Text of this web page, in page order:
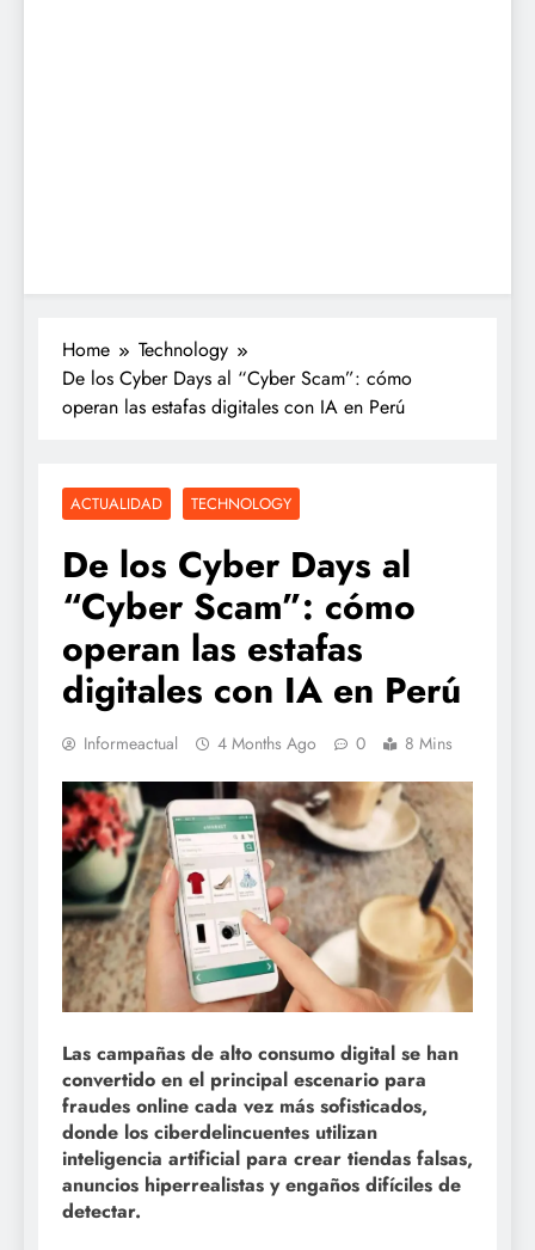
Home
Technology
De los Cyber Days al “Cyber Scam”: cómo
operan las estafas digitales con IA en Perú
ACTUALIDAD TECHNOLOGY
De los Cyber Days al
“Cyber Scam”: cómo
operan las estafas
digitales con IA en Perú
Informeactual 4 Months Ago 0 8 Mins
Las campañas de alto consumo digital se han
convertido en el principal escenario para
fraudes online cada vez más sofisticados,
donde los ciberdelincuentes utilizan
inteligencia artificial para crear tiendas falsas,
anuncios hiperrealistas y engaños difíciles de
detectar.